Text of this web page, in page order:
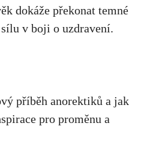
​dokáže překonat temné
v boji o uzdravení.
příběh anorektiků a jak
pro⁤ proměnu a